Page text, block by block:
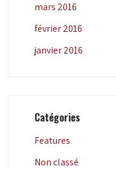
mars 2016
février 2016
janvier 2016
Catégories
Features
Non classé